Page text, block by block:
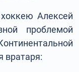
Алексей
проблемой
вратаря: